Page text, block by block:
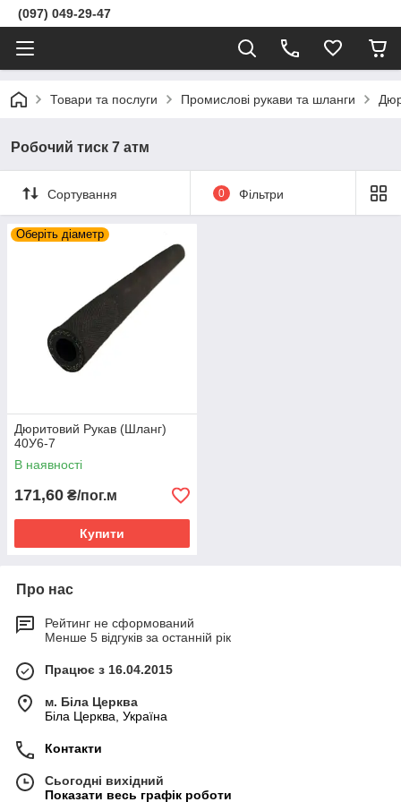
(097) 049-29-47
Товари та послуги Промислові рукави та шланги
Робочий тиск 7 атм
Сортування 0 Фільтри
Оберіть діаметр
Дюритовий Рукав (Шланг)
40У6-7
В наявності
171,60 ₴/пог.м
Купити
Про нас
Рейтинг не сформований
Менше 5 відгуків за останній рік
Працює з 16.04.2015
м. Біла Церква
Біла Церква, Україна
Контакти
Сьогодні вихідний
Показати весь графік роботи